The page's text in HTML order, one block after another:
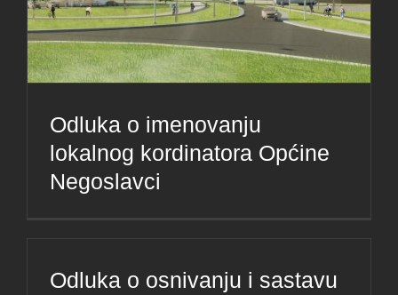
Odluka o imenovanju
lokalnog kordinatora Općine
Negoslavci
Odluka o osnivanju i sastavu